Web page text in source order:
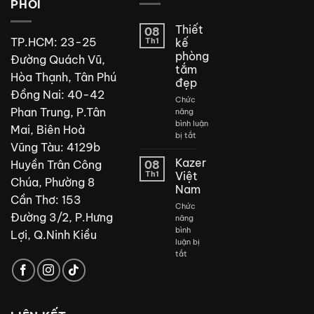
Hệ thống xả hiện đại cho dòng nước hút, xoáy, đẩy,
thổi bao phủ toàn bộ lòng bồn cầu giúp xả mạnh mẽ
và sạch sẽ chất cặn bã, đồng thời hạn chế bám bẩn
trên lỗ xả, đảm bảo vệ sinh.
PHỐI
TP.HCM: 23-25
Đường Quách Vũ,
Hòa Thạnh, Tân Phú
Đồng Nai: 40-42
Phan Trung, P.Tân
Mai, Biên Hoà
Vũng Tàu: 4129b
Huyền Trân Công
Chúa, Phường 8
Cần Thơ: 153
Đường 3/2, P.Hưng
Lợi, Q.Ninh Kiều
08
Th1
Thiết
kế
phòng
tắm
đẹp
Chức
năng
bình luận
bị tắtở
kế
phòng
tắm
đẹp
08
Th1
Kazer
Việt
Nam
Chức
năng
bình
luận bị
tắtở